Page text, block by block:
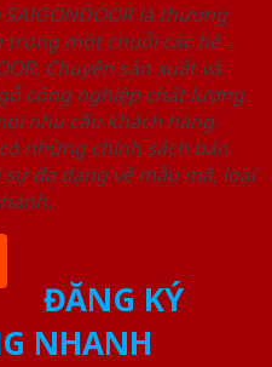
là thương
trong một chuỗi các hệ
Chuyên sản xuất và
công nghiệp chất lượng
nhu cầu khách hàng.
những chính sách bán
đa dạng về mẫu mã, loại
ĐĂNG KÝ
NHANH